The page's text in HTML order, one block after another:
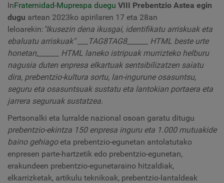
InFraternidad-Muprespa duegu VIII Prebentzio Astea egin
dugu artean 2023ko apirilaren 17 eta 28an
leloarekin: "Ikusezin dena ikusgai, identifikatu arriskuak eta
ebaluatu arriskuak" ___TAG8TAG8______ HTML beste urte
honetan,______ HTML laneko istripuak murrizteko helburu
nagusia duten enpresa elkartuak sentsibilizatzen saiatu
dira, prebentzio-kultura sortu, lan-ingurune osasuntsu,
seguru eta osasuntsuak sustatu eta lantokian portaera eta
jarrera seguruak sustatzea.
Pertsonalki eta lurralde nazional osoan garatu ditugu
prebentzio-ekintza 150 enpresa inguru eta 1.000 mutuakide
baino gehiagoeta prebentzio-egunetan antolatutako
enpresen parte-hartzetik edo prebentzio-egunetan,
erakundeen prebentzio-egunetaraino hitzaldiak,
elkarrizketak, artikulu teknikoak, prebentzio-lantaldeak